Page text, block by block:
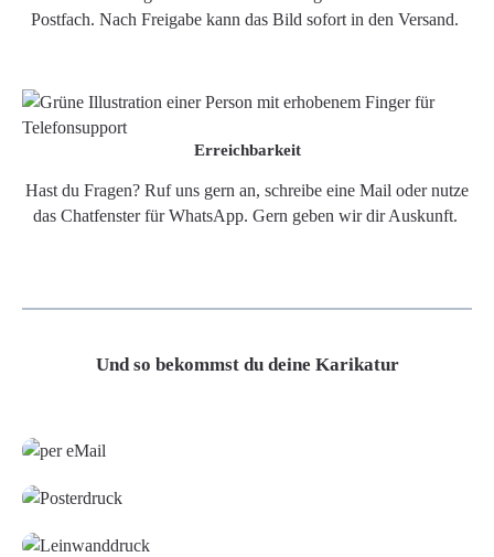
Postfach. Nach Freigabe kann das Bild sofort in den Versand.
Erreichbarkeit
Hast du Fragen? Ruf uns gern an, schreibe eine Mail oder nutze
das Chatfenster für WhatsApp. Gern geben wir dir Auskunft.
Und so bekommst du deine Karikatur